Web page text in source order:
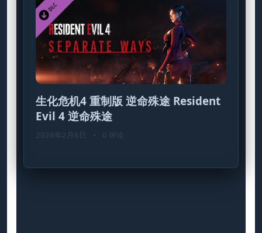
生化危机4 重制版 逆命殊途 Resident
Evil 4 逆命殊途
2026年2月6日 • 0 评论